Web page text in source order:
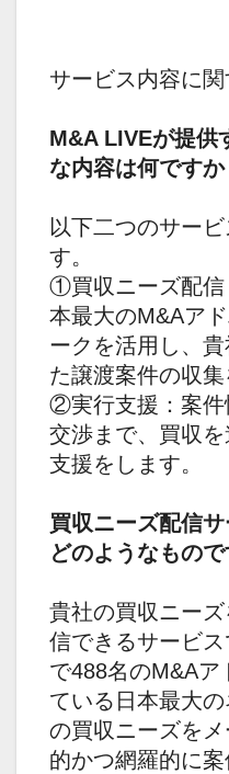
サービス内容に
M&A LIVEが提供
な内容は何ですか
以下二つのサー
す。
①買収ニーズ配信
本最大のM&Aア
ークを活用し、
た譲渡案件の収集
②実行支援：案件
交渉まで、買収
支援をします。
買収ニーズ配信
どのようなもので
貴社の買収ニー
信できるサービ
で488名のM&Aア
ている日本最大
の買収ニーズを
的かつ網羅的に